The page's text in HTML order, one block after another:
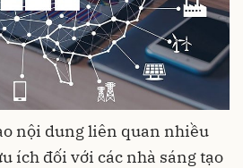
nội dung liên quan nhiều
ích đối với các nhà sáng tạo